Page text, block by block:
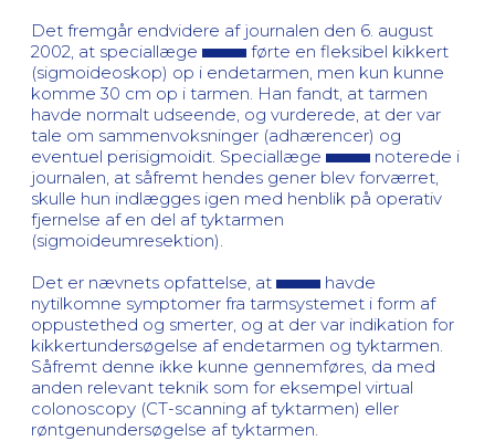
Det fremgår endvidere af journalen den 6. august
2002, at speciallæge
førte en fleksibel kikkert
(sigmoideoskop) op i endetarmen, men kun kunne
komme 30 cm op i tarmen. Han fandt, at tarmen
havde normalt udseende, og vurderede, at der var
tale om sammenvoksninger (adhærencer) og
eventuel perisigmoidit. Speciallæge
noterede i
journalen, at såfremt hendes gener blev forværret,
skulle hun indlægges igen med henblik på operativ
fjernelse af en del af tyktarmen
(sigmoideumresektion).
Det er nævnets opfattelse, at
havde
nytilkomne symptomer fra tarmsystemet i form af
oppustethed og smerter, og at der var indikation for
kikkertundersøgelse af endetarmen og tyktarmen.
Såfremt denne ikke kunne gennemføres, da med
anden relevant teknik som for eksempel virtual
colonoscopy (CT-scanning af tyktarmen) eller
røntgenundersøgelse af tyktarmen.